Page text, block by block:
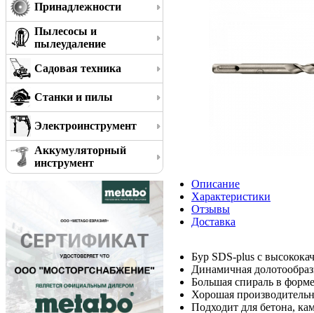
Принадлежности
Пылесосы и
пылеудаление
Садовая техника
Станки и пилы
Электроинструмент
Аккумуляторный
инструмент
Описание
Характеристики
Отзывы
Доставка
Бур SDS-plus с
Динамичная
Большая спираль в
Хорошая
Подходит для бетона,